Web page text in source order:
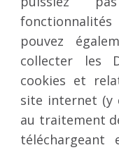
pouvez
collecter les
cookies et
site internet (y
au traitement